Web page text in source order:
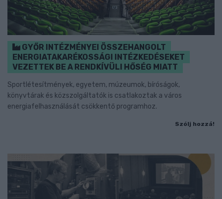
GYŐR INTÉZMÉNYEI ÖSSZEHANGOLT
ENERGIATAKARÉKOSSÁGI INTÉZKEDÉSEKET
VEZETTEK BE A RENDKÍVÜLI HŐSÉG MIATT
Sportlétesítmények, egyetem, múzeumok, bíróságok,
könyvtárak és közszolgáltatók is csatlakoztak a város
energiafelhasználását csökkentő programhoz.
Szólj hozzá!